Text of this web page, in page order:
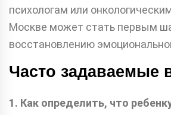
психологам или
Москве может стать первым
восстановлению
Часто задаваемые
1. Как определить, что